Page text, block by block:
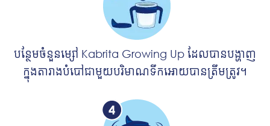
បន្ថែមចំនួនម្សៅ Kabrita Growing Up ដែលបានបង្ហាញ
ក្នុងតារាងបំបៅជាមួយបរិមាណទឹកអោយបានត្រឹមត្រូវ។